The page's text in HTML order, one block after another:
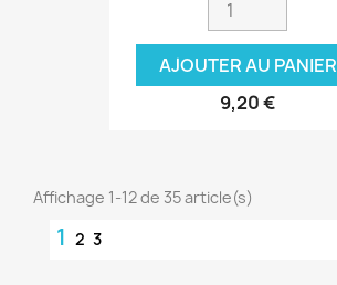
AJOUTER AU PANIER
9,20 €
Affichage 1-12 de 35 article(s)
1 2 3